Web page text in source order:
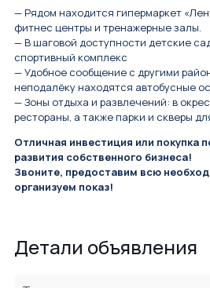
— Рядом находится гипермаркет
фитнес центры и тренажерные залы.
— В шаговой доступности детские
спортивный комплекс
— Удобное сообщение с другими
неподалёку находятся автобусные
— Зоны отдыха и развлечений: в
рестораны, а также парки и скверы
Отличная инвестиция или покупка
развития собственного бизнеса!
Звоните, предоставим всю
организуем показ!
Детали объявления